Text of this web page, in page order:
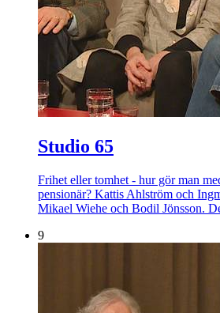
Studio 65
Frihet eller tomhet - hur gör man
pensionär? Kattis Ahlström och
Mikael Wiehe och Bodil Jönsson.
9